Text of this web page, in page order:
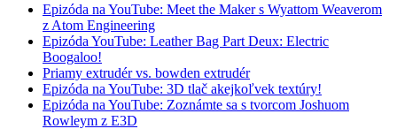
Epizóda na YouTube: Meet the Maker s Wyattom Weaverom
z Atom Engineering
Epizóda YouTube: Leather Bag Part Deux: Electric
Boogaloo!
Priamy extrudér vs. bowden extrudér
Epizóda na YouTube: 3D tlač akejkoľvek textúry!
Epizóda na YouTube: Zoznámte sa s tvorcom Joshuom
Rowleym z E3D